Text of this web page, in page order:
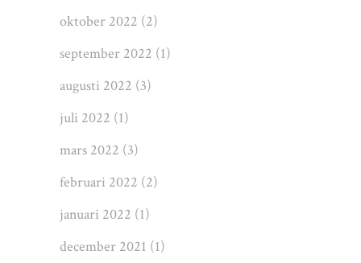
oktober 2022 (2)
september 2022 (1)
augusti 2022 (3)
juli 2022 (1)
mars 2022 (3)
februari 2022 (2)
januari 2022 (1)
december 2021 (1)